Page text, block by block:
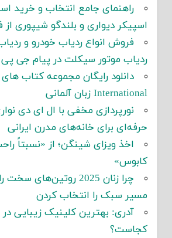
راهنمای جامع انتخاب و خرید
اسپیکر دیواری و بلندگو شیپوری از
فروش انواع ردیاب خودرو و
ردیاب موتور سیکلت در پیام جی
International زبان آلمانی
حرفه‌ای برای خانه‌های مدرن ایرانی
اخذ ویزای شینگن؛ از «نسبتاً
کابوس»
چرا زنان 2025
مسیر سبک را انتخاب کردن
آدری: بهترین کلینیک زیبایی
کجاست؟